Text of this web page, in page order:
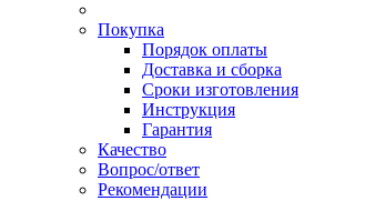
Покупка
Порядок оплаты
Доставка и сборка
Сроки изготовления
Инструкция
Гарантия
Качество
Вопрос/ответ
Рекомендации